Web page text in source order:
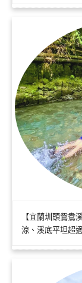
【宜蘭圳頭鴛
涼、溪底平坦超